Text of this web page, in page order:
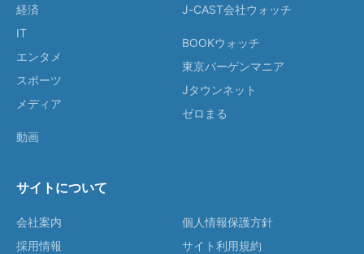
経済
IT
エンタメ
スポーツ
メディア
動画
J-CAST会社ウォッチ
BOOKウォッチ
東京バーゲンマニア
Jタウンネット
ゼロまる
サイトについて
会社案内
採用情報
個人情報保護方針
サイト利用規約